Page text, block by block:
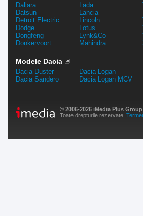
Dallara
Datsun
Detroit Electric
Dodge
Dongfeng
Donkervoort
Lada
Lancia
Lincoln
Lotus
Lynk&Co
Mahindra
Modele Dacia
Dacia Duster
Dacia Sandero
Dacia Logan
Dacia Logan MCV
© 2006-2026 iMedia Plus Group
Toate drepturile rezervate.